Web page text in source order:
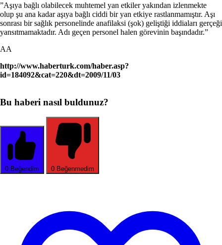
”Aşıya bağlı olabilecek muhtemel yan etkiler yakından izlenmekte
olup şu ana kadar aşıya bağlı ciddi bir yan etkiye rastlanmamıştır. Aşı
sonrası bir sağlık personelinde anafilaksi (şok) geliştiği iddiaları gerçeği
yansıtmamaktadır. Adı geçen personel halen görevinin başındadır.”
AA
http://www.haberturk.com/haber.asp?
id=184092&cat=220&dt=2009/11/03
Bu haberi nasıl buldunuz?
0 Beğendim 0 Beğenmedim